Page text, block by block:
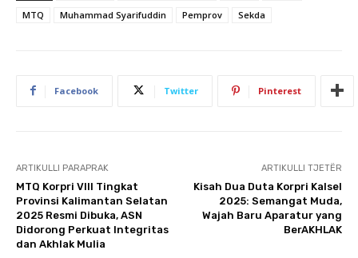
MTQ
Muhammad Syarifuddin Pemprov Sekda
Facebook Twitter Pinterest
ARTIKULLI PARAPRAK
MTQ Korpri VIII Tingkat
Provinsi Kalimantan Selatan
2025 Resmi Dibuka, ASN
Didorong Perkuat Integritas
dan Akhlak Mulia
ARTIKULLI TJETËR
Kisah Dua Duta Korpri Kalsel
2025: Semangat Muda,
Wajah Baru Aparatur yang
BerAKHLAK